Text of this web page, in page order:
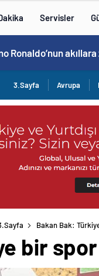
Servisler
3.Sayfa Avrupa
Bakan Bak:
bir